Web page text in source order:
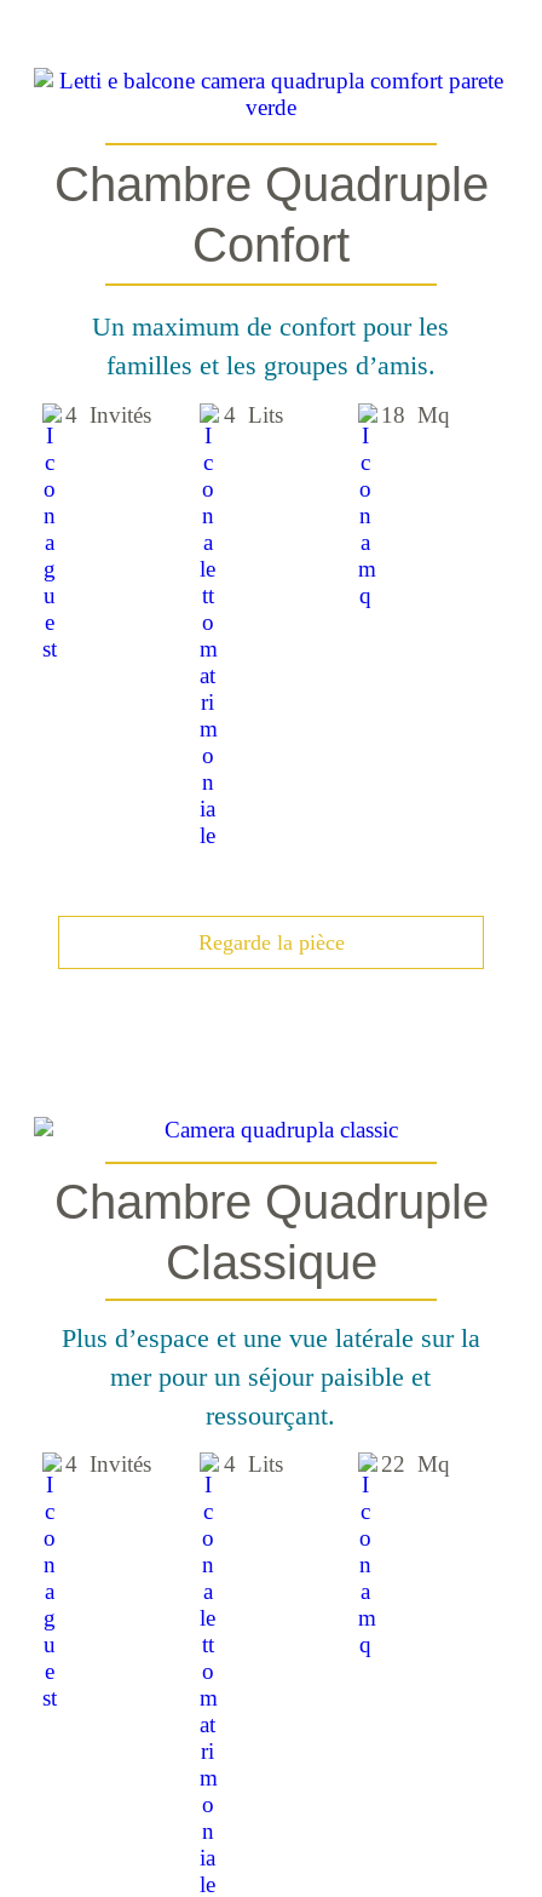
Chambre Quadruple
Confort
Un maximum de confort pour les
familles et les groupes d’amis.
4 Invités 4 Lits 18 Mq
Regarde la pièce
Chambre Quadruple
Classique
Plus d’espace et une vue latérale sur la
mer pour un séjour paisible et
ressourçant.
4 Invités 4 Lits 22 Mq